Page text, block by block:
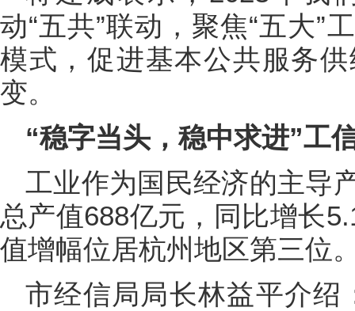
动“五共”联动，聚焦“五大”
模式，促进基本公共服务
变。
“稳字当头，稳中求进”工
工业作为国民经济的主导
总产值688亿元，同比增长
值增幅位居杭州地区第三位
市经信局局长林益平介绍